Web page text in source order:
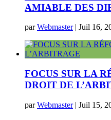
AMIABLE DES
parWebmaster| Juil 16,
FOCUS SUR LA
DROIT DE
parWebmaster| Juil 15,